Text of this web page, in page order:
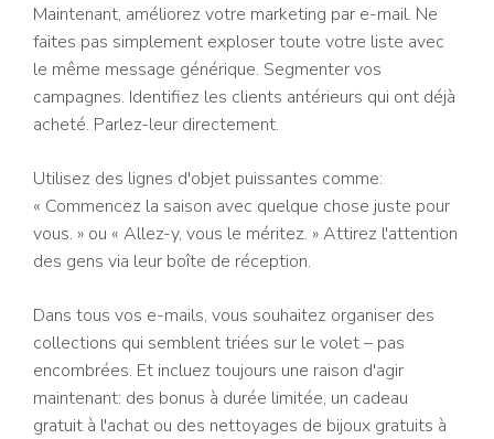
Maintenant, améliorez votre marketing par e-mail. Ne
faites pas simplement exploser toute votre liste avec
le même message générique. Segmenter vos
campagnes. Identifiez les clients antérieurs qui ont déjà
acheté. Parlez-leur directement.
Utilisez des lignes d'objet puissantes comme:
« Commencez la saison avec quelque chose juste pour
vous. » ou « Allez-y, vous le méritez. » Attirez l'attention
des gens via leur boîte de réception.
Dans tous vos e-mails, vous souhaitez organiser des
collections qui semblent triées sur le volet – pas
encombrées. Et incluez toujours une raison d'agir
maintenant: des bonus à durée limitée, un cadeau
gratuit à l'achat ou des nettoyages de bijoux gratuits à